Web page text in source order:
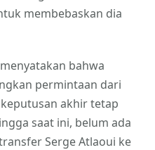
membebaskan dia
bahwa
permintaan dari
akhir tetap
saat ini, belum ada
Serge Atlaoui ke